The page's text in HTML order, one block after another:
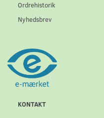
Ordrehistorik
Nyhedsbrev
KONTAKT